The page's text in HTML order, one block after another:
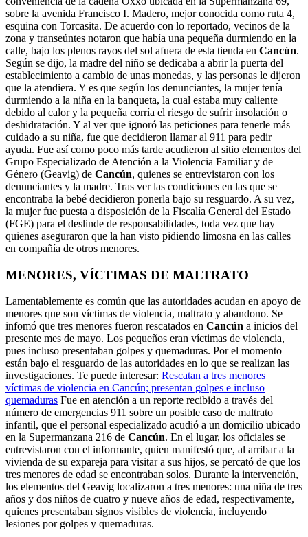
sobre la avenida Francisco I. Madero, mejor conocida como ruta 4,
esquina con Torcasita. De acuerdo con lo reportado, vecinos de la
zona y transeúntes notaron que había una pequeña durmiendo en la
calle, bajo los plenos rayos del sol afuera de esta tienda en Cancún.
Según se dijo, la madre del niño se dedicaba a abrir la puerta del
establecimiento a cambio de unas monedas, y las personas le dijeron
que la atendiera. Y es que según los denunciantes, la mujer tenía
durmiendo a la niña en la banqueta, la cual estaba muy caliente
debido al calor y la pequeña corría el riesgo de sufrir insolación o
deshidratación. Y al ver que ignoró las peticiones para tenerle más
cuidado a su niña, fue que decidieron llamar al 911 para pedir
ayuda. Fue así como poco más tarde acudieron al sitio elementos del
Grupo Especializado de Atención a la Violencia Familiar y de
Género (Geavig) de Cancún, quienes se entrevistaron con los
denunciantes y la madre. Tras ver las condiciones en las que se
encontraba la bebé decidieron ponerla bajo su resguardo. A su vez,
la mujer fue puesta a disposición de la Fiscalía General del Estado
(FGE) para el deslinde de responsabilidades, toda vez que hay
quienes aseguraron que la han visto pidiendo limosna en las calles
en compañía de otros menores.
MENORES, VÍCTIMAS DE MALTRATO
Lamentablemente es común que las autoridades acudan en apoyo de
menores que son víctimas de violencia, maltrato y abandono. Se
infomó que tres menores fueron rescatados en Cancún a inicios del
presente mes de mayo. Los pequeños eran víctimas de violencia,
pues incluso presentaban golpes y quemaduras. Por el momento
están bajo el resguardo de las autoridades en lo que se realizan las
investigaciones. Te puede interesar: Rescatan a tres menores
víctimas de violencia en Cancún; presentan golpes e incluso
quemaduras Fue en atención a un reporte recibido a través del
número de emergencias 911 sobre un posible caso de maltrato
infantil, que el personal especializado acudió a un domicilio ubicado
en la Supermanzana 216 de Cancún. En el lugar, los oficiales se
entrevistaron con el informante, quien manifestó que, al arribar a la
vivienda de su expareja para visitar a sus hijos, se percató de que los
tres menores de edad se encontraban solos. Durante la intervención,
los elementos del Geavig localizaron a tres menores: una niña de tres
años y dos niños de cuatro y nueve años de edad, respectivamente,
quienes presentaban signos visibles de violencia, incluyendo
lesiones por golpes y quemaduras.